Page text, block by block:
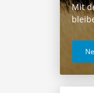
Mit